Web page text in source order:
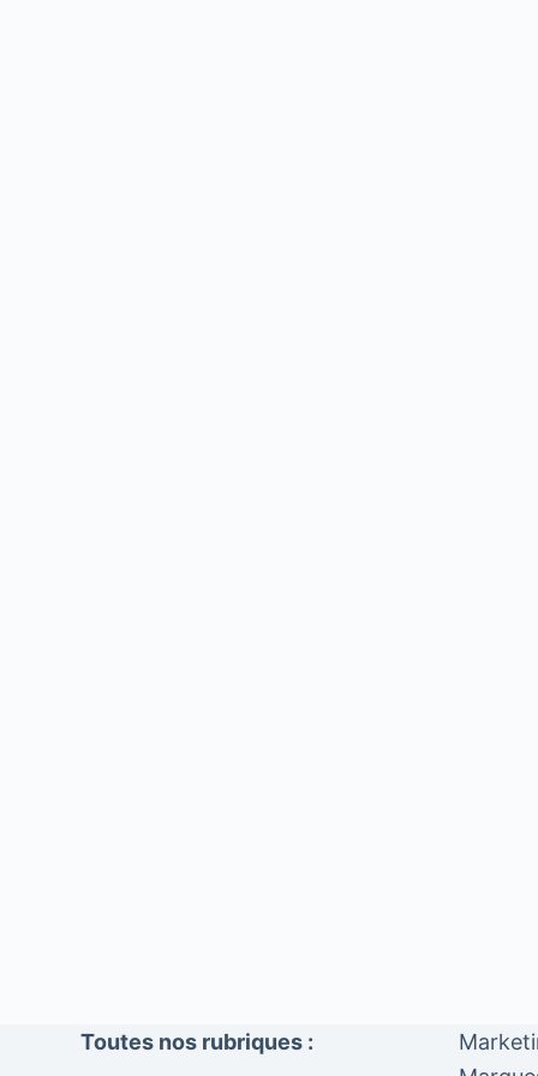
Toutes nos rubriques :